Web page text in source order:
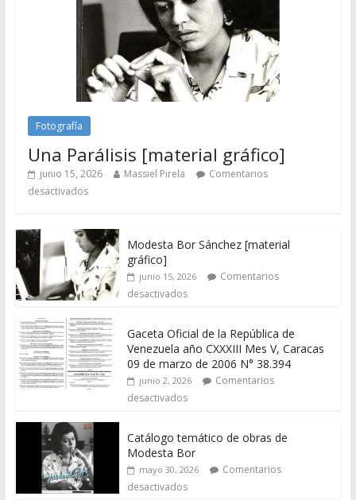
Fotografía
Una Parálisis [material gráfico]
junio 15, 2026 Massiel Pirela
Comentarios
desactivados
Modesta Bor Sánchez [material
gráfico]
junio 15, 2026
Comentarios
desactivados
Gaceta Oficial de la República de
Venezuela año CXXXIII Mes V, Caracas
09 de marzo de 2006 N° 38.394
junio 2, 2026
Comentarios
desactivados
Catálogo temático de obras de
Modesta Bor
mayo 30, 2026
Comentarios
desactivados